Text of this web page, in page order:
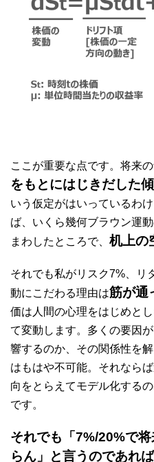
ここが重要な点です。将来
をもとにはじきだした
いう仮定がはいっているわ
ば、いくら幾何ブラウン運
まわしたところで、 机上の
それでも私がリスク7%、リ
動にこだわる理由は筋が通
価は人間の心理をはじめと
て変動します。多くの要因
響するのか、その関係性を
はもはや不可能。それなら
向をとらえてモデル化する
です。
それでも「7%/20%で
らん」と言うのであれ